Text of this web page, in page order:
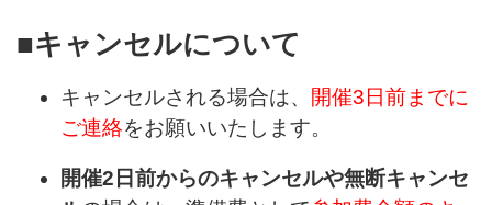
■キャンセルについて
キャンセルされる場合は、 開催3日前までに
ご連絡をお願いいたします。
開催2日前からのキャンセルや無断キャンセ